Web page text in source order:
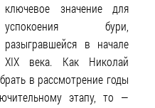
ключевое значение для
успокоения бури,
разыгравшейся в начале
XIX века. Как Николай
в рассмотрение годы
этапу, то —